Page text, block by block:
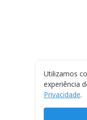
Utilizamos
experiência
Privacidade.